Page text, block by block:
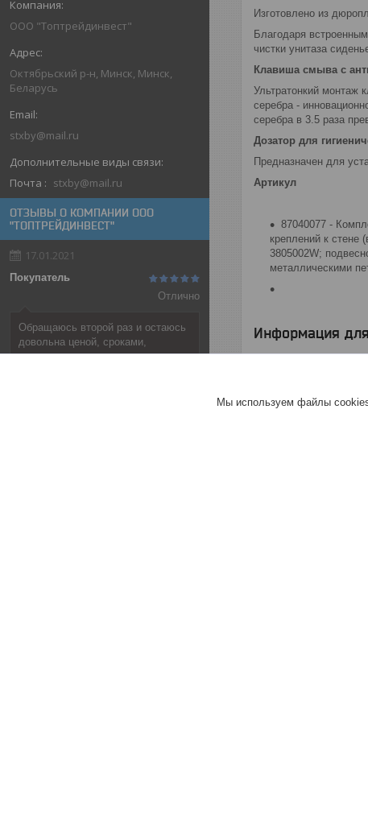
ООО "Топтрейдинвест"
Октябрьский р-н, Минск, Минск,
Беларусь
stxby@mail.ru
Почта stxby@mail.ru
ОТЗЫВЫ О КОМПАНИИ ООО
"ТОПТРЕЙДИНВЕСТ"
17.01.2021
Покупатель
Отлично
Обращаюсь второй раз и остаюсь
довольна ценой, сроками,
порядочностью.
Изготовлено из
Благодаря
чистки унитаза
Клавиша смыва с
Ультратонкий монтаж
серебра -
серебра в 3.5 раза
Дозатор для
Предназначен для
Артикул
87040077 -
креплений к стене
3805002W;
металлическими
Информация
Мы используем файлы cookies